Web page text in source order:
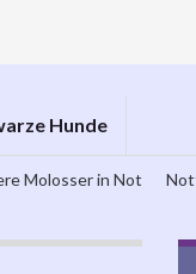
Hunde
Molosser in Not